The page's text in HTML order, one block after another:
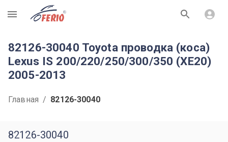
R
82126-30040 Toyota проводка (коса)
Lexus IS 200/220/250/300/350 (XE20)
2005-2013
Главная / 82126-30040
82126-30040